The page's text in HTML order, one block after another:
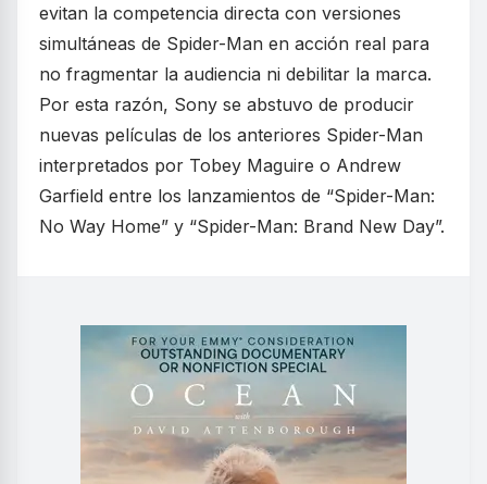
evitan la competencia directa con versiones
simultáneas de Spider-Man en acción real para
no fragmentar la audiencia ni debilitar la marca.
Por esta razón, Sony se abstuvo de producir
nuevas películas de los anteriores Spider-Man
interpretados por Tobey Maguire o Andrew
Garfield entre los lanzamientos de “Spider-Man:
No Way Home” y “Spider-Man: Brand New Day”.